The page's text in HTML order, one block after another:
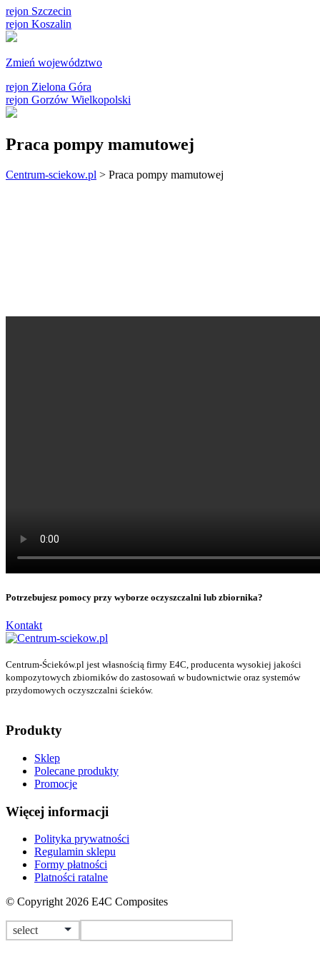
rejon Szczecin
rejon Koszalin
Zmień województwo
rejon Zielona Góra
rejon Gorzów Wielkopolski
Praca pompy mamutowej
Centrum-sciekow.pl > Praca pompy mamutowej
Potrzebujesz pomocy przy wyborze oczyszczalni lub zbiornika?
Kontakt
Centrum-Ścieków.pl jest własnością firmy E4C, producenta wysokiej jakości
kompozytowych zbiorników do zastosowań w budownictwie oraz systemów
przydomowych oczyszczalni ścieków.
Produkty
Sklep
Polecane produkty
Promocje
Więcej informacji
Polityka prywatności
Regulamin sklepu
Formy płatności
Platności ratalne
© Copyright 2026 E4C Composites